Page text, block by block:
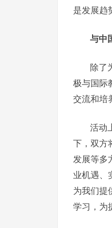
是发展趋
与中
除了
极与国际
交流和培
活动
下，双方
发展等多
业机遇、
为我们提
学习，为